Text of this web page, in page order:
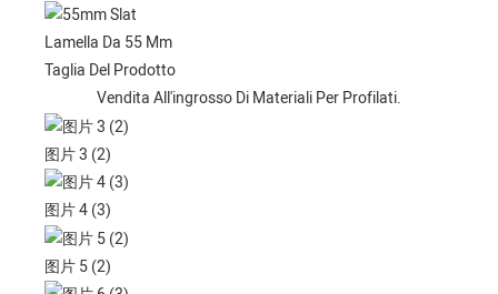
Lamella Da 55 Mm
Taglia Del Prodotto
Vendita All'ingrosso Di Materiali Per Profilati.
图片 3 (2)
图片 4 (3)
图片 5 (2)